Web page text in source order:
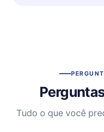
Tudo o que você